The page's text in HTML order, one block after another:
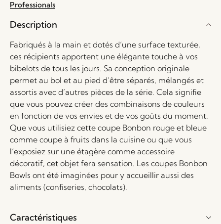
Professionals
Description
Fabriqués à la main et dotés d’une surface texturée,
ces récipients apportent une élégante touche à vos
bibelots de tous les jours. Sa conception originale
permet au bol et au pied d’être séparés, mélangés et
assortis avec d’autres pièces de la série. Cela signifie
que vous pouvez créer des combinaisons de couleurs
en fonction de vos envies et de vos goûts du moment.
Que vous utilisiez cette coupe Bonbon rouge et bleue
comme coupe à fruits dans la cuisine ou que vous
l’exposiez sur une étagère comme accessoire
décoratif, cet objet fera sensation. Les coupes Bonbon
Bowls ont été imaginées pour y accueillir aussi des
aliments (confiseries, chocolats).
Caractéristiques